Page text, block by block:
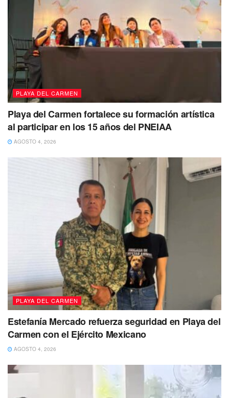
Derivado de lo anterior,
este sábado, el fenómeno climatológico
poniente de Cuba, con efectos disminuidos a
depresión tropical, lo que no generaría riesgo para la
Península de Yucatán
pronóstico para las próximas 24 Horas
. en el municipio
de Solidaridad, dondeel clima se presentara caluroso
con cielo medio nublado y con
aisladas en el transcurso de la tarde,con vientos del
Noroeste y Norte de 10 a 15 kph. y con rachas de 30 kph.
Puedes volver a Leer
PLAYA DEL CARMEN
Playa del Carmen fortalece su formación artística
al participar en los 15 años del PNEIAA
AGOSTO 4, 2026
PLAYA DEL CARMEN
Estefanía Mercado refuerza seguridad en Playa del
Carmen con el Ejército Mexicano
AGOSTO 4, 2026